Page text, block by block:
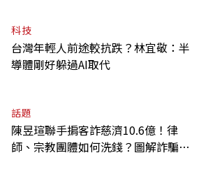
科技
台灣年輕人前途較抗跌？林宜敬：半
導體剛好躲過AI取代
話題
陳昱瑄聯手掮客詐慈濟10.6億！律
師、宗教團體如何洗錢？圖解詐騙關